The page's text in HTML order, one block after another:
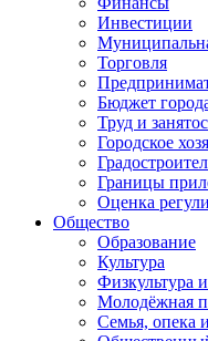
Инвестиции
Торговля
Бюджет
Труд и
Городское
Границы
Оценка
Общество
Образование
Культура
Физкультура
Молодёжная
Семья, опека